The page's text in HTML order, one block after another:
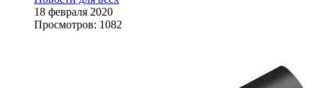
18 февраля 2020
Просмотров: 1082